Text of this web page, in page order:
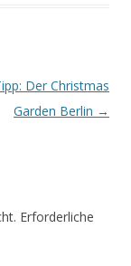
Der Christmas
Garden Berlin →
Erforderliche